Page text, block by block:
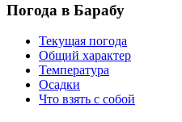
Погода в Барабу
Текущая погода
Общий характер
Температура
Осадки
Что взять с собой